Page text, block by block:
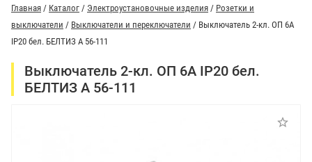
с
к
п
о
а
Главная / Каталог / Электроустановочные изделия / Розетки и
выключатели / Выключатели и переключатели / Выключатель 2-кл. ОП 6А
IP20 бел. БЕЛТИЗ А 56-111
Выключатель 2-кл. ОП 6А IP20 бел.
БЕЛТИЗ А 56-111